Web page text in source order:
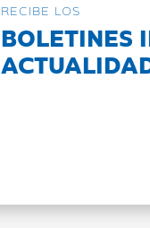
RECIBE LOS
BOLETINES